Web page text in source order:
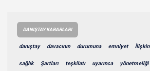
DANIŞTAY KARARLARI
danıştay davacının durumuna emniyet İlişkin
sağlık Şartları teşkilatı uyarınca yönetmeliği